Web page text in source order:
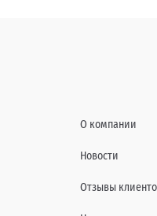
О компании
Новости
Отзывы